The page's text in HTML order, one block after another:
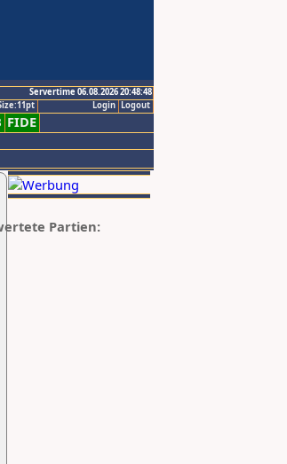
Servertime 06.08.2026 20:48:48
Logout
Login
FIDE
Partien: